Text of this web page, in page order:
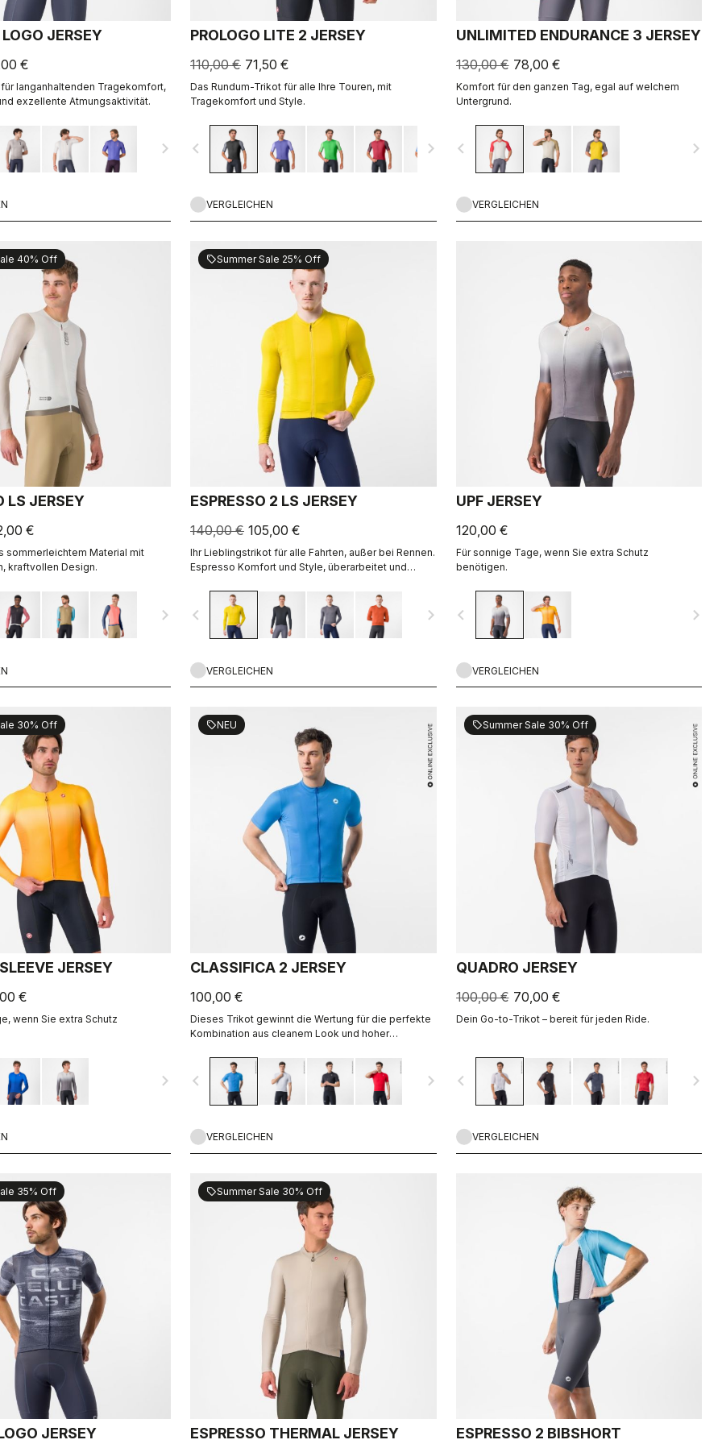
JERSEY
€
langanhaltenden Tragekomfort,
exzellente Atmungsaktivität.
navigate_next
PROLOGO LITE 2 JERSEY
110,00 € 71,50 €
Das Rundum-Trikot für alle Ihre Touren, mit
Tragekomfort und Style.
navigate_before navigate_next
VERGLEICHEN
UNLIMITED ENDURANCE 3 JERSEY
130,00 € 78,00 €
Komfort für den ganzen Tag, egal auf welchem
Untergrund.
navigate_before navigate_next
VERGLEICHEN
40% Off
LS JERSEY
€
sommerleichtem Material mit
kraftvollen Design.
navigate_next
sellSummer Sale 25% Off
ESPRESSO 2 LS JERSEY
140,00 € 105,00 €
Ihr Lieblingstrikot für alle Fahrten, außer bei Rennen.
Espresso Komfort und Style, überarbeitet und
kühle Tage.
navigate_before navigate_next
VERGLEICHEN
UPF JERSEY
120,00 €
Für sonnige Tage, wenn Sie extra Schutz
benötigen.
navigate_before navigate_next
VERGLEICHEN
30% Off
JERSEY
€
wenn Sie extra Schutz
navigate_next
sellNEU
CLASSIFICA 2 JERSEY
100,00 €
Dieses Trikot gewinnt die Wertung für die perfekte
Kombination aus cleanem Look und hoher
Stoff sorgt für Komfort und einen raffinierten Look.
Ein Trikot, in dem du den ganzen Tag gern
unterwegs bist.
navigate_before navigate_next
VERGLEICHEN
sellSummer Sale 30% Off
QUADRO JERSEY
100,00 € 70,00 €
Dein Go-to-Trikot – bereit für jeden Ride.
navigate_before navigate_next
VERGLEICHEN
35% Off
JERSEY
sellSummer Sale 30% Off
ESPRESSO THERMAL JERSEY ESPRESSO 2 BIBSHORT